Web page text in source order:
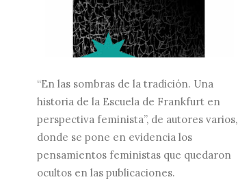
“En las sombras de la tradición. Una
historia de la Escuela de Frankfurt en
perspectiva feminista”, de autores varios,
donde se pone en evidencia los
pensamientos feministas que quedaron
ocultos en las publicaciones.